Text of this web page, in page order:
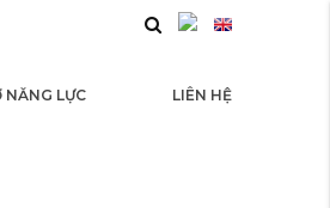
NĂNG LỰC LIÊN HỆ